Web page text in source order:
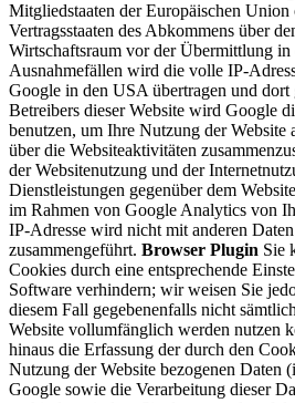
Mitgliedstaaten der Europäischen Union
Vertragsstaaten des Abkommens über
Wirtschaftsraum vor der Übermittlung
Ausnahmefällen wird die volle IP-
Google in den USA übertragen und
Betreibers dieser Website wird Google
benutzen, um Ihre Nutzung der Website
über die Websiteaktivitäten
der Websitenutzung und der
Dienstleistungen gegenüber dem
im Rahmen von Google Analytics von
IP-Adresse wird nicht mit anderen
zusammengeführt. Browser Plugin Sie
Cookies durch eine entsprechende
Software verhindern; wir weisen Sie
diesem Fall gegebenenfalls nicht
Website vollumfänglich werden nutzen
hinaus die Erfassung der durch den
Nutzung der Website bezogenen Daten
Google sowie die Verarbeitung dieser